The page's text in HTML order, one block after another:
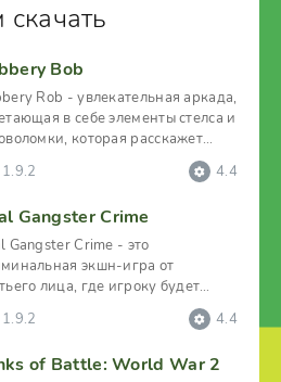
Bob
Rob - увлекательная аркада,
в себе элементы стелса и
которая расскажет
вора по
1.9.2 4.4
Gangster Crime
Gangster Crime - это
экшн-игра от
лица, где игроку будет
с нуля захватить целый
1.9.2 4.4
of Battle: World War 2